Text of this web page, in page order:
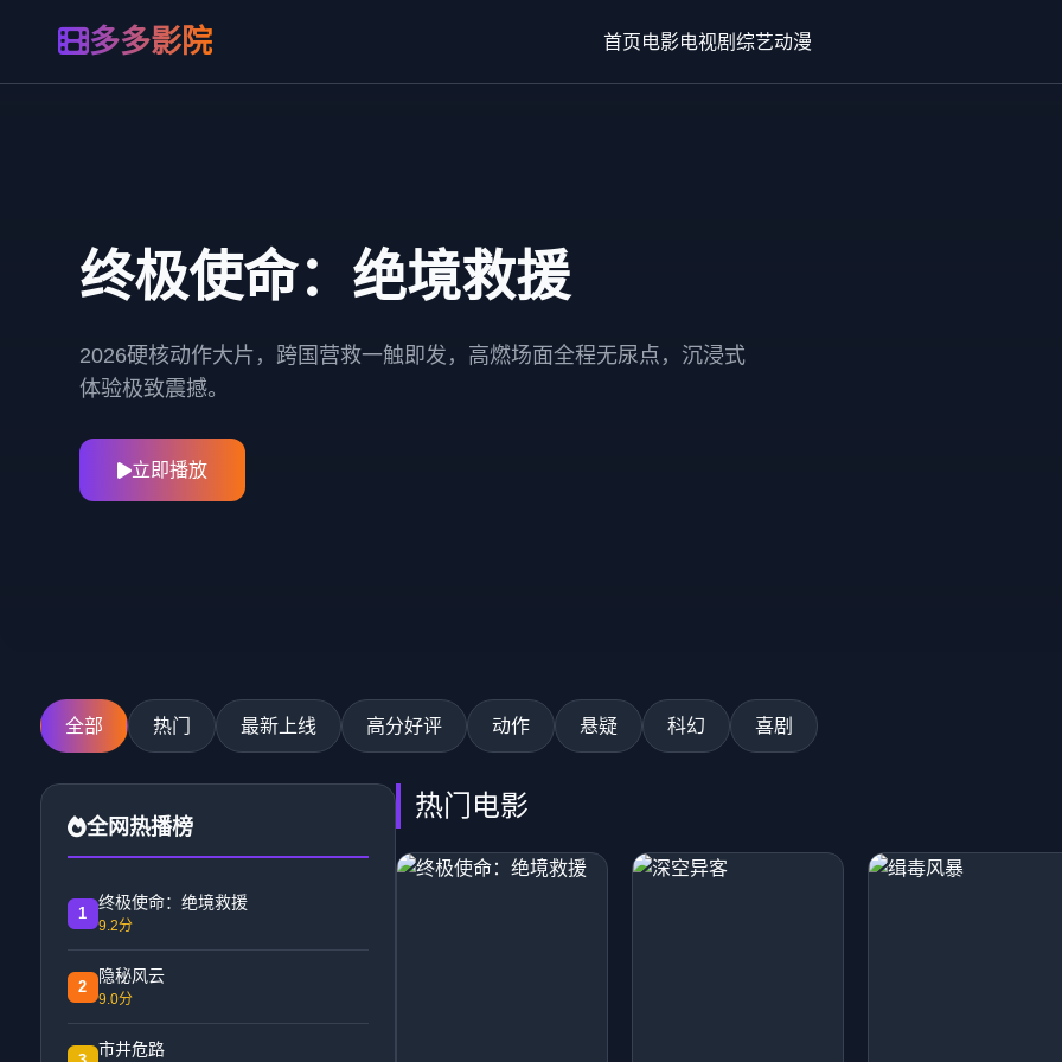
多多影院 首页电影电视剧 综艺动漫
终极使命：绝境救援
2026硬核动作大片，跨国营救一触即发，高燃场面全程无尿点，沉浸式
体验极致震撼。
立即播放
全部 热门 最新上线 高分好评 动作 悬疑 科幻 喜剧
全网热播榜
1
终极使命：绝境救援
9.2分
2
隐秘风云
9.0分
市井危路
热门电影